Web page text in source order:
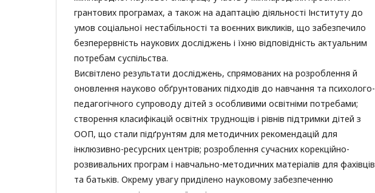
грантових програмах, а також на адаптацію діяльності Інституту до
умов соціальної нестабільності та воєнних викликів, що забезпечило
безперервність наукових досліджень і їхню відповідність актуальним
потребам суспільства.
Висвітлено результати досліджень, спрямованих на розроблення й
оновлення науково обґрунтованих підходів до навчання та психолого-
педагогічного супроводу дітей з особливими освітніми потребами;
створення класифікацій освітніх труднощів і рівнів підтримки дітей з
ООП, що стали підґрунтям для методичних рекомендацій для
інклюзивно-ресурсних центрів; розроблення сучасних корекційно-
розвивальних програм і навчально-методичних матеріалів для фахівців
та батьків. Окрему увагу приділено науковому забезпеченню